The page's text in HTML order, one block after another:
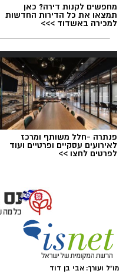
לחתך הישוב המבוקש
מחפשים לקנות דירה? כאן
תמצאו את כל הדירות החדשות
למכירה באשדוד >>>
פנתרה -חלל משותף ומרכז
לאירועים עסקיים ופרטיים ועוד
לפרטים לחצו >>
מו"ל ועורך: אבי בן דוד